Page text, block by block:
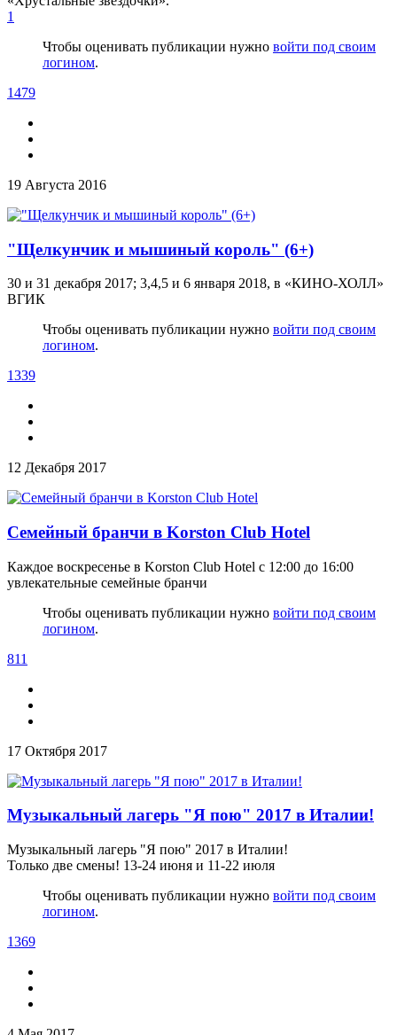
1
Чтобы оценивать публикации нужно войти под своим
логином.
1479
19 Августа 2016
"Щелкунчик и мышиный король" (6+)
30 и 31 декабря 2017; 3,4,5 и 6 января 2018, в «КИНО-ХОЛЛ»
ВГИК
Чтобы оценивать публикации нужно войти под своим
логином.
1339
12 Декабря 2017
Семейный бранчи в Korston Club Hotel
Каждое воскресенье в Korston Club Hotel с 12:00 до 16:00
увлекательные семейные бранчи
Чтобы оценивать публикации нужно войти под своим
логином.
811
17 Октября 2017
Музыкальный лагерь "Я пою" 2017 в Италии!
Музыкальный лагерь "Я пою" 2017 в Италии!
Только две смены! 13-24 июня и 11-22 июля
Чтобы оценивать публикации нужно войти под своим
логином.
1369